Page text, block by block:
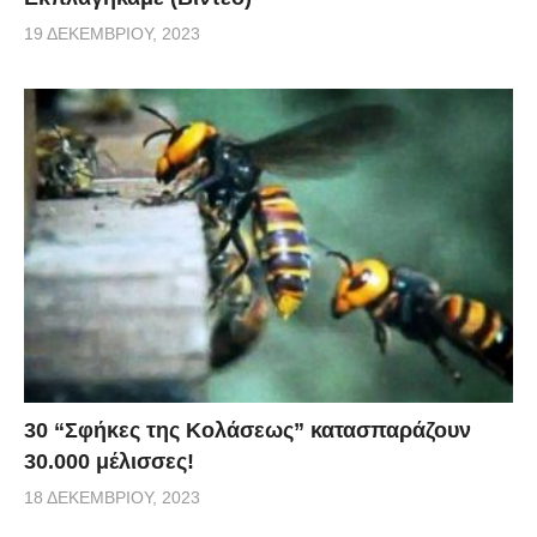
απαντήσει με ηχηρό τρόπο στους κινδυνολόγους και
τα μιντιακά παπαγαλάκια τους που διαδίδουν πως αν
συνάλλαγμα να εισάγουμε καύσιμα…
19 ΔΕΚΕΜΒΡΊΟΥ, 2023
30 “Σφήκες της Κολάσεως” κατασπαράζουν
30.000 μέλισσες!
18 ΔΕΚΕΜΒΡΊΟΥ, 2023